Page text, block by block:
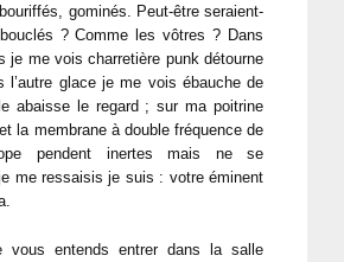
gominés. Peut-être seraient-
? Comme les vôtres ? Dans
je me vois charretière punk détourne
l’autre glace je me vois ébauche de
abaisse le regard ; sur ma poitrine
la membrane à double fréquence de
pendent inertes mais ne se
me ressaisis je suis : votre éminent
vous entends entrer dans la salle